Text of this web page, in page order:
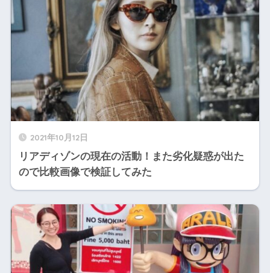
2021年10月12日
リアディゾンの現在の活動！また劣化疑惑が出た
ので比較画像で検証してみた